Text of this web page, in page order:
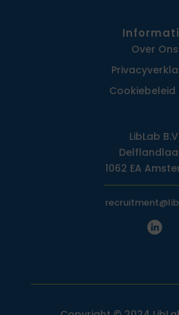
Over Ons
Cookiebeleid
LibLab
1062 EA